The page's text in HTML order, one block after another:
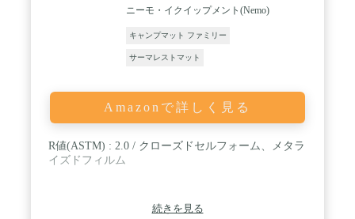
ています。バルブを開いて数十秒で簡単に膨らみま
納バッグを大きく設計しています。大きめに設計し
感じてしまう作業をFUTURE FOX ワイドマットは
体に空気入れ機能を搭載しています。空気をもう少
し入れたい場合にお使いください。 / 【車中泊でも
活躍】🦊マットサイズは90×190cmとなり、ソロでの
きるので、常時車に積んでおくと便利です。 / 【裏
面には滑り止め加工】🦊マット裏側には滑り止め加
一に備えて防災備品としてもお使いいただけます。
ニーモ・イクイップメント(Nemo)
キャンプマット ファミリー
サーマレストマット
Amazonで詳しく見る
R値(ASTM) : 2.0 / クローズドセルフォーム、メタラ
イズドフィルム
続きを見る